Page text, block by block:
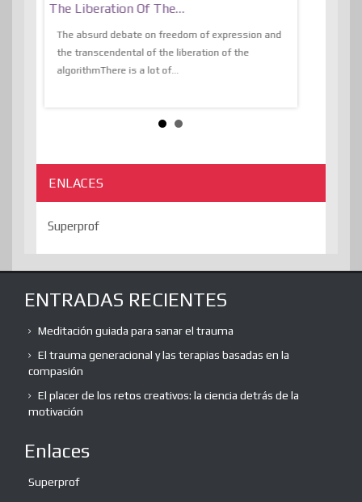
The Liberation Of The…
The absurd debate on freedom of expression and
the transcendental of the liberation of the
algorithmThere is a lot of...
ENLACES
Superprof
ENTRADAS RECIENTES
Meditación guiada para sanar el trauma
El trauma generacional y las terapias basadas en la
compasión
El placer de los retos creativos: la ciencia detrás de la
motivación
Enlaces
Superprof